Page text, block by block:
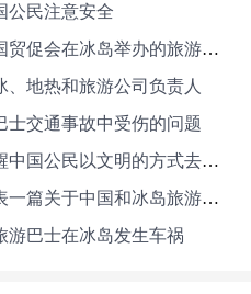
公民注意安全
驻冰岛大使张卫东出席中国贸促会在冰岛举办的旅游研讨会
地热和旅游公司负责人
士交通事故中受伤的问题
中国驻冰岛大使馆热情提醒中国公民以文明的方式去冰岛旅游
驻冰岛大使张卫东应该发表一篇关于中国和冰岛旅游合作的署名文章
游巴士在冰岛发生车祸